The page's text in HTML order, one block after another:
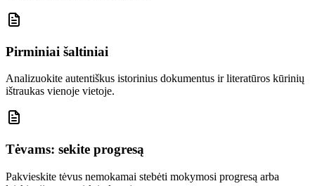
Pirminiai šaltiniai
Analizuokite autentiškus istorinius dokumentus ir literatūros kūrinių
ištraukas vienoje vietoje.
Tėvams: sekite progresą
Pakvieskite tėvus nemokamai stebėti mokymosi progresą arba